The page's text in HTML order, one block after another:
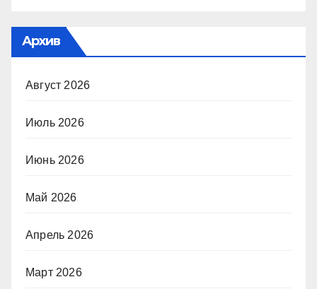
Архив
Август 2026
Июль 2026
Июнь 2026
Май 2026
Апрель 2026
Март 2026